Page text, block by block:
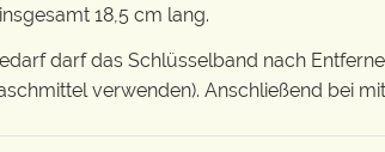
18,5 cm lang.
darf das Schlüsselband nach
verwenden). Anschließend bei